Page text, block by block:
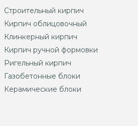
Строительный кирпич
Кирпич облицовочный
Клинкерный кирпич
Кирпич ручной формовки
Ригельный кирпич
Газобетонные блоки
Керамические блоки